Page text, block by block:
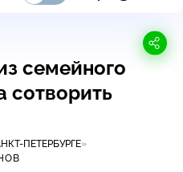
семейного
сотворить
ПЕТЕРБУРГЕ»